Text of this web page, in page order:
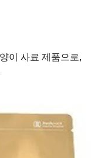
이 사료 제품으로,